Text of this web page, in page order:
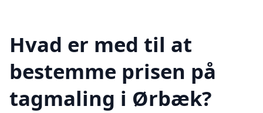
Hvad er med til at
bestemme prisen på
tagmaling i Ørbæk?